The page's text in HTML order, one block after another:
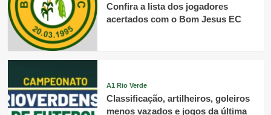
Confira a lista dos jogadores
acertados com o Bom Jesus EC
A1 Rio Verde
Classificação, artilheiros, goleiros
menos vazados e jogos da última